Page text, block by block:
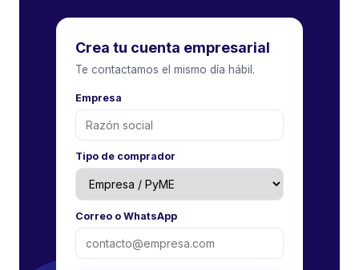
Crea tu cuenta empresarial
Te contactamos el mismo día hábil.
Empresa
Tipo de comprador
Correo o WhatsApp